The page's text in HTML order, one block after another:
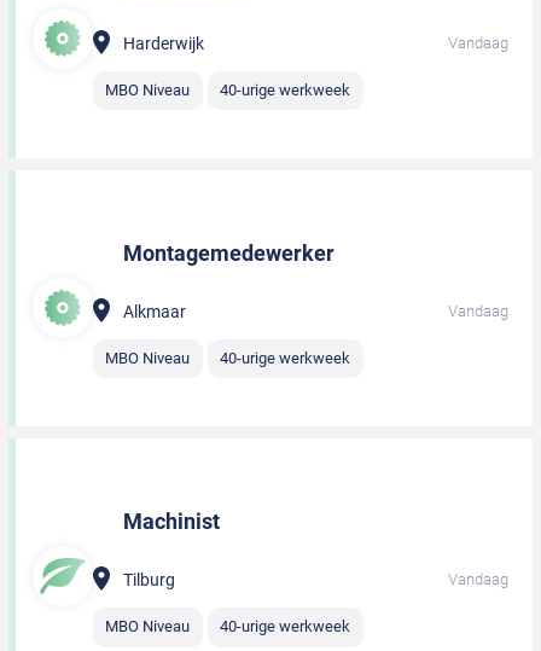
Harderwijk Vandaag
MBO Niveau 40-urige werkweek
Montagemedewerker
Alkmaar Vandaag
MBO Niveau 40-urige werkweek
Machinist
Tilburg Vandaag
MBO Niveau 40-urige werkweek